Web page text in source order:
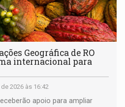
Geográfica de RO
internacional para
2026 às 16:42
apoio para ampliar